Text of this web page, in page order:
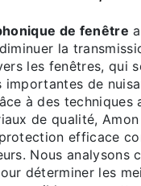
de fenêtre
la
les fenêtres, qui
importantes de
à des techniques
de qualité,
efficace
Nous analysons
déterminer les